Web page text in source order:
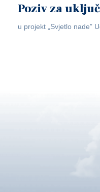
Poziv za
u projekt „Svjetlo nade”